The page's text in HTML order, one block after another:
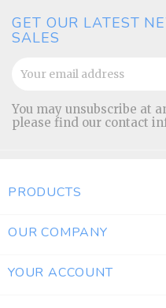
GET OUR LATEST
SALES
You may unsubscribe at
please find our contact
PRODUCTS
OUR COMPANY
YOUR ACCOUNT